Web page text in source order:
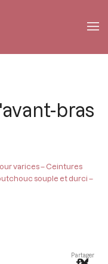
bras
varices – Ceintures
souple et durci –
Partager